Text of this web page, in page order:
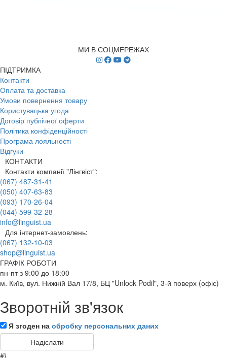
МИ В СОЦМЕРЕЖАХ
ПІДТРИМКА
Контакти
Оплата та доставка
Умови повернення товару
Користувацька угода
Договір публічної оферти
Політика конфіденційності
Програма лояльності
Відгуки
КОНТАКТИ
Контакти компанії "Лінгвіст":
(067) 487-31-41
(050) 407-63-83
(093) 170-26-04
(044) 599-32-28
info@linguist.ua
Для інтернет-замовлень:
(067) 132-10-03
shop@linguist.ua
ГРАФІК РОБОТИ
пн-пт з 9:00 до 18:00
м. Київ, вул. Нижній Вал 17/8, БЦ "Unlock Podil", 3-й поверх (офіс)
Зворотній зв'язок
Я згоден на обробку персональних даних
#}